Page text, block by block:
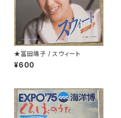
★冨田靖子 / スウィート
¥600